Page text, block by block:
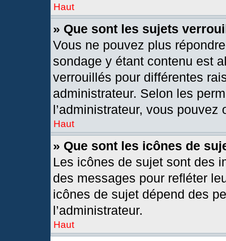
Haut
» Que sont les sujets
Vous ne pouvez plus
sondage y étant contenu est
verrouillés pour différentes
administrateur. Selon les
l’administrateur, vous
Haut
» Que sont les icônes de
Les icônes de sujet sont des
des messages pour refléter
icônes de sujet dépend des
l’administrateur.
Haut